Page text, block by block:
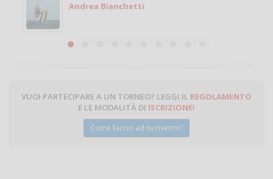
Andrea Bianchetti
VUOI PARTECIPARE A UN TORNEO? LEGGI IL REGOLAMENTO
E LE MODALITÀ DI ISCRIZIONE!
Come faccio ad iscrivermi?